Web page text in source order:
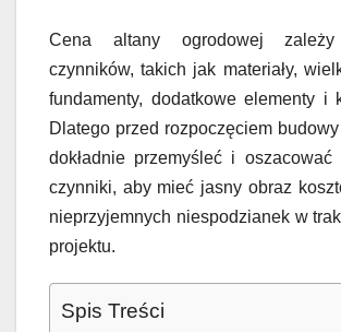
Cena altany ogrodowej
czynników, takich jak materiały,
fundamenty, dodatkowe elementy i
Dlatego przed rozpoczęciem
dokładnie przemyśleć i oszacować
czynniki, aby mieć jasny obraz
nieprzyjemnych niespodzianek w
projektu.
Spis Treści